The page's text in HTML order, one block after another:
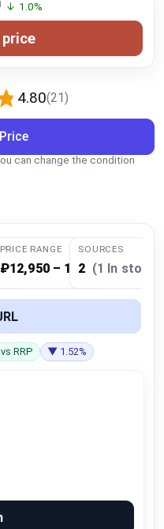
4.80(21)
↓ 1.0%
can change the condition
PRICE RANGE
₽12,950 – 13,577
SOURCES
2 (1 In stock)
RRP ▼ 1.52%